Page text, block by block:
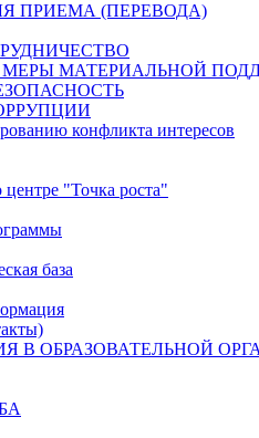
ПРИЕМА (ПЕРЕВОДА)
МАТЕРИАЛЬНОЙ
конфликта интересов
"Точка роста"
база
В ОБРАЗОВАТЕЛЬНОЙ